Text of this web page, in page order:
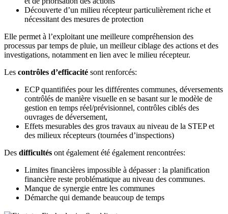
Découverte d’un milieu récepteur particulièrement riche et
nécessitant des mesures de protection
Elle permet à l’exploitant une meilleure compréhension des
processus par temps de pluie, un meilleur ciblage des actions et des
investigations, notamment en lien avec le milieu récepteur.
Les contrôles d’efficacité sont renforcés:
ECP quantifiées pour les différentes communes, déversements
contrôlés de manière visuelle en se basant sur le modèle de
gestion en temps réel/prévisionnel, contrôles ciblés des
ouvrages de déversement,
Effets mesurables des gros travaux au niveau de la STEP et
des milieux récepteurs (tournées d’inspections)
Des difficultés ont également été également rencontrées:
Limites financières impossible à dépasser : la planification
financière reste problématique au niveau des communes.
Manque de synergie entre les communes
Démarche qui demande beaucoup de temps